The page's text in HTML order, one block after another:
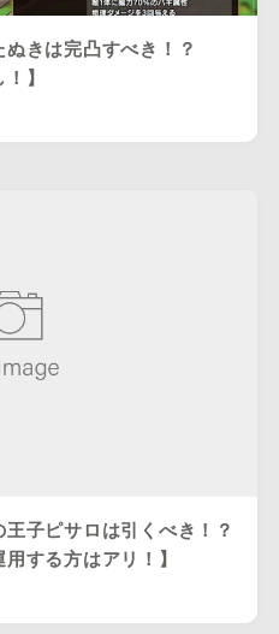
ぬきは完凸すべき！？
】
王子ピサロは引くべき！？
する方はアリ！】